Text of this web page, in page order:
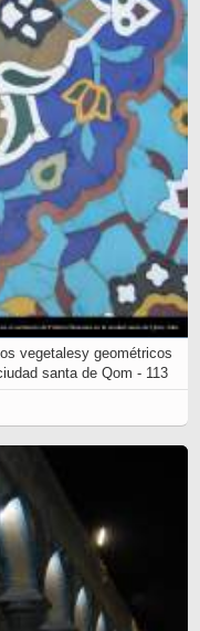
vegetalesy geométricos
santa de Qom - 113